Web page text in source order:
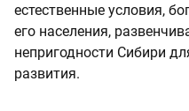
естественные условия,
его населения,
непригодности Сибири
развития.